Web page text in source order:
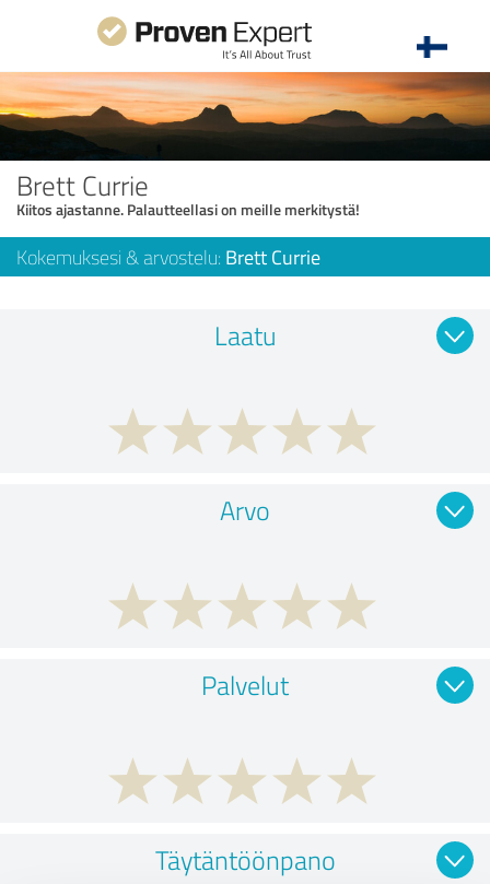
Brett Currie
Kiitos ajastanne. Palautteellasi on meille merkitystä!
Kokemuksesi & arvostelu: Brett Currie
Laatu
Arvo
Palvelut
Täytäntöönpano